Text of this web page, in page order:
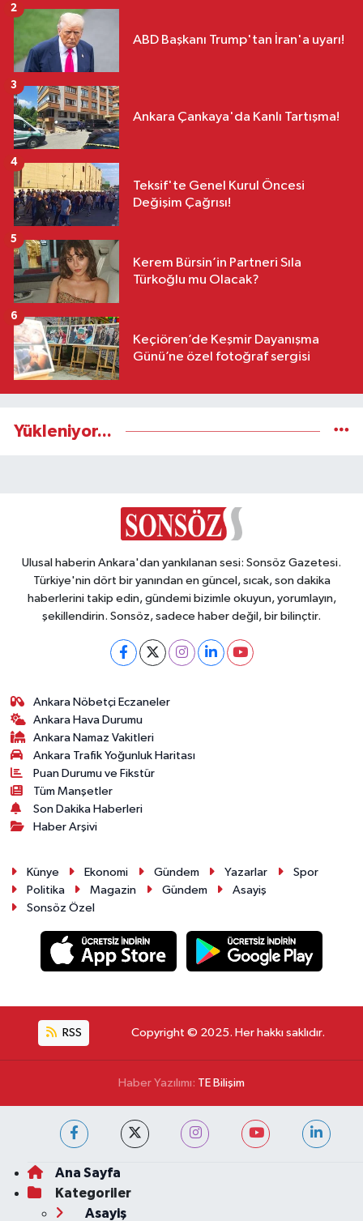
ABD Başkanı Trump'tan İran'a uyarı!
2
Ankara Çankaya'da Kanlı Tartışma!
3
Teksif'te Genel Kurul Öncesi
Değişim Çağrısı!
4
Kerem Bürsin’in Partneri Sıla
Türkoğlu mu Olacak?
5
Keçiören’de Keşmir Dayanışma
Günü’ne özel fotoğraf sergisi
6
Yükleniyor...
Ulusal haberin Ankara'dan yankılanan sesi: Sonsöz Gazetesi.
Türkiye'nin dört bir yanından en güncel, sıcak, son dakika
haberlerini takip edin, gündemi bizimle okuyun, yorumlayın,
şekillendirin. Sonsöz, sadece haber değil, bir bilinçtir.
Ankara Nöbetçi Eczaneler
Ankara Hava Durumu
Ankara Namaz Vakitleri
Ankara Trafik Yoğunluk Haritası
Puan Durumu ve Fikstür
Tüm Manşetler
Son Dakika Haberleri
Haber Arşivi
Künye Ekonomi Gündem Yazarlar
Spor
Politika
Magazin Gündem
Asayiş
Sonsöz Özel
RSS Copyright © 2025. Her hakkı saklıdır.
Haber Yazılımı: TE Bilişim
Ana Sayfa
Kategoriler
Asayiş